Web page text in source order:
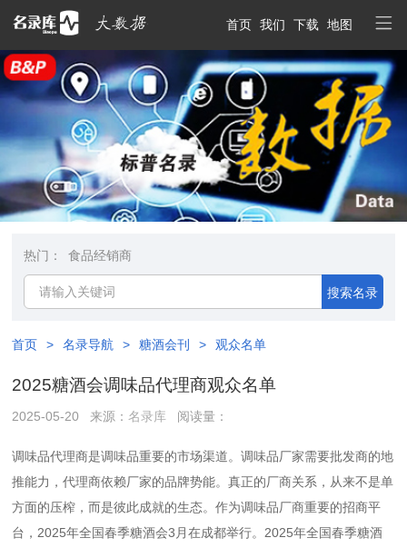
首页 我们 下载 地图
热门： 食品经销商
搜索名录
首页 > 名录导航 > 糖酒会刊 > 观众名单
2025糖酒会调味品代理商观众名单
2025-05-20 来源：名录库 阅读量：
调味品代理商是调味品重要的市场渠道。调味品厂家需要批发商的地
推能力，代理商依赖厂家的品牌势能。真正的厂商关系，从来不是单
方面的压榨，而是彼此成就的生态。作为调味品厂商重要的招商平
台， 2025年全国春季糖酒会3月在成都举行。 2025年全国春季糖酒